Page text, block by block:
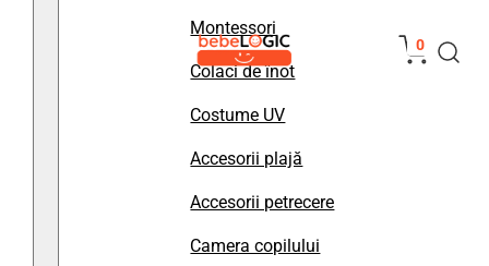
Montessori
Colaci de înot
Costume UV
Accesorii plajă
Accesorii petrecere
Camera copilului
0